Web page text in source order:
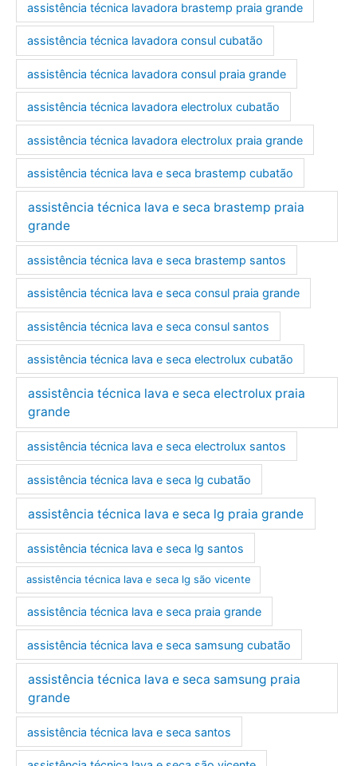
assistência técnica lavadora brastemp praia grande
assistência técnica lavadora consul cubatão
assistência técnica lavadora consul praia grande
assistência técnica lavadora electrolux cubatão
assistência técnica lavadora electrolux praia grande
assistência técnica lava e seca brastemp cubatão
assistência técnica lava e seca brastemp praia
grande
assistência técnica lava e seca brastemp santos
assistência técnica lava e seca consul praia grande
assistência técnica lava e seca consul santos
assistência técnica lava e seca electrolux cubatão
assistência técnica lava e seca electrolux praia
grande
assistência técnica lava e seca electrolux santos
assistência técnica lava e seca lg cubatão
assistência técnica lava e seca lg praia grande
assistência técnica lava e seca lg santos
assistência técnica lava e seca lg são vicente
assistência técnica lava e seca praia grande
assistência técnica lava e seca samsung cubatão
assistência técnica lava e seca samsung praia
grande
assistência técnica lava e seca santos